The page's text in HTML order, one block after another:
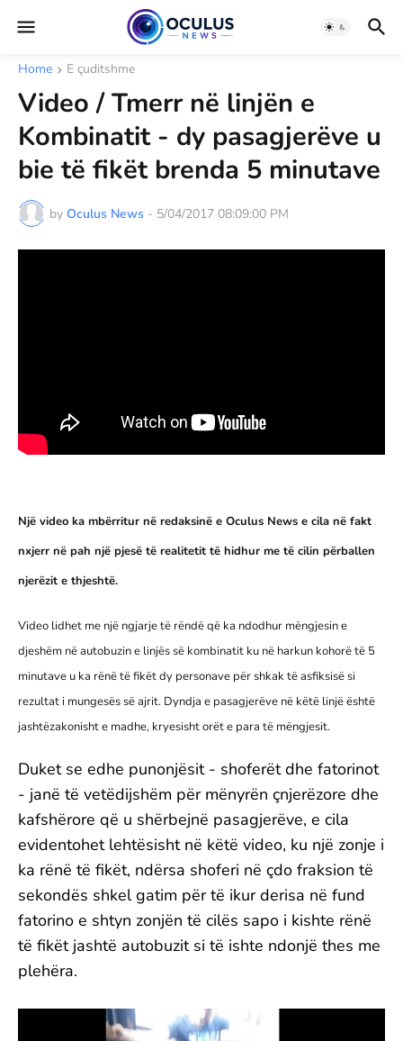
Home E çuditshme
Video / Tmerr në linjën e
Kombinatit - dy pasagjerëve u
bie të fikët brenda 5 minutave
by Oculus News - 5/04/2017 08:09:00 PM
Një video ka mbërritur në redaksinë e Oculus News e cila në fakt
nxjerr në pah një pjesë të realitetit të hidhur me të cilin përballen
njerëzit e thjeshtë.
Video lidhet me një ngjarje të rëndë që ka ndodhur mëngjesin e
djeshëm në autobuzin e linjës së kombinatit ku në harkun kohorë të 5
minutave u ka rënë të fikët dy personave për shkak të asfiksisë si
rezultat i mungesës së ajrit. Dyndja e pasagjerëve në këtë linjë është
jashtëzakonisht e madhe, kryesisht orët e para të mëngjesit.
Duket se edhe punonjësit - shoferët dhe fatorinot
- janë të vetëdijshëm për mënyrën çnjerëzore dhe
kafshërore që u shërbejnë pasagjerëve, e cila
evidentohet lehtësisht në këtë video, ku një zonje i
ka rënë të fikët, ndërsa shoferi në çdo fraksion të
sekondës shkel gatim për të ikur derisa në fund
fatorino e shtyn zonjën të cilës sapo i kishte rënë
të fikët jashtë autobuzit si të ishte ndonjë thes me
plehëra.